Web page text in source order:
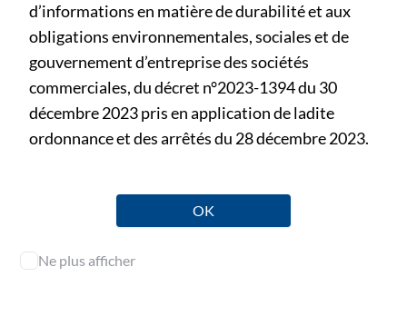
PseudoFEC
Publié le jeudi 2 avril 2026
diffusion restreinte Outil / Exemple
d’informations en matière de durabilité et aux
obligations environnementales, sociales et de
gouvernement d’entreprise des sociétés
commerciales, du décret n°2023-1394 du 30
décembre 2023 pris en application de ladite
ordonnance et des arrêtés du 28 décembre 2023.
OK
Ne plus afficher